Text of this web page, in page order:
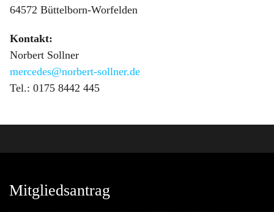
64572 Büttelborn-Worfelden
Kontakt:
Norbert Sollner
mercedes@norbert-sollner.de
Tel.: 0175 8442 445
Mitgliedsantrag